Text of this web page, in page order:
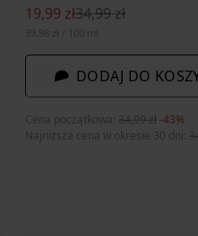
19,99 zł34,99 zł
39,98 zł / 100 ml
Cena początkowa: 34,99 zł -43%
Najniższa cena w okresie 30 dni:
DODAJ DO